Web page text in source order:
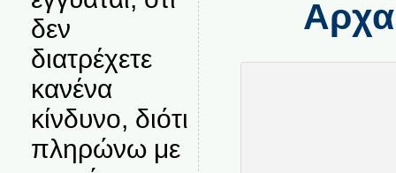
δεν
διατρέχετε
κανένα
κίνδυνο, διότι
πληρώνω με